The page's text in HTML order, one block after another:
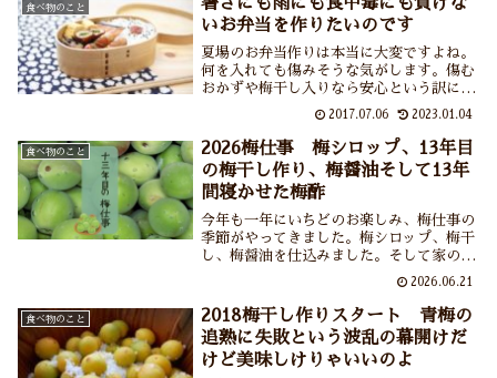
食べ物のこと
暑さにも雨にも食中毒にも負けな
いお弁当を作りたいのです
夏場のお弁当作りは本当に大変ですよね。
何を入れても傷みそうな気がします。傷む
おかずや梅干し入りなら安心という訳にも
いかないことなどを中心に、夏場のお弁当
作りについて紹介しています。
2017.07.06 2023.01.04
食べ物のこと
2026梅仕事 梅シロップ、13年目
の梅干し作り、梅醤油そして13年
間寝かせた梅酢
今年も一年にいちどのお楽しみ、梅仕事の
季節がやってきました。梅シロップ、梅干
し、梅醤油を仕込みました。そして家の片
掘？）。おそるおそる舐めてみたところそ
のおいしさにビックリ！梅のもの(梅酒、
梅干し）は年数がたつほどにおいしくなる
とは聞くけれどほんとうだった！我が家の
家宝が増えました。
2026.06.21
食べ物のこと
2018梅干し作りスタート 青梅の
追熟に失敗という波乱の幕開けだ
けど美味しけりゃいいのよ